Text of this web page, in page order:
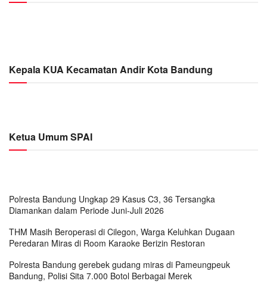
Kepala KUA Kecamatan Andir Kota Bandung
Ketua Umum SPAI
Polresta Bandung Ungkap 29 Kasus C3, 36 Tersangka
Diamankan dalam Periode Juni-Juli 2026
THM Masih Beroperasi di Cilegon, Warga Keluhkan Dugaan
Peredaran Miras di Room Karaoke Berizin Restoran
Polresta Bandung gerebek gudang miras di Pameungpeuk
Bandung, Polisi Sita 7.000 Botol Berbagai Merek